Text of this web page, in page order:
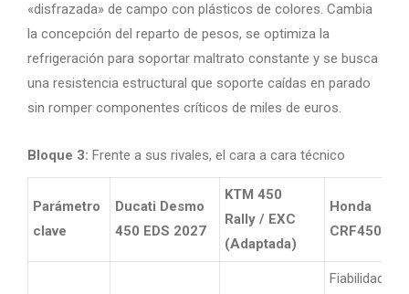
«disfrazada» de campo con plásticos de colores. Cambia
la concepción del reparto de pesos, se optimiza la
refrigeración para soportar maltrato constante y se busca
una resistencia estructural que soporte caídas en parado
sin romper componentes críticos de miles de euros.
Bloque 3: Frente a sus rivales, el cara a cara técnico
Parámetro
clave
Ducati Desmo
450 EDS 2027
KTM 450
Rally / EXC
(Adaptada)
Honda
CRF450RL
Fiabilidad